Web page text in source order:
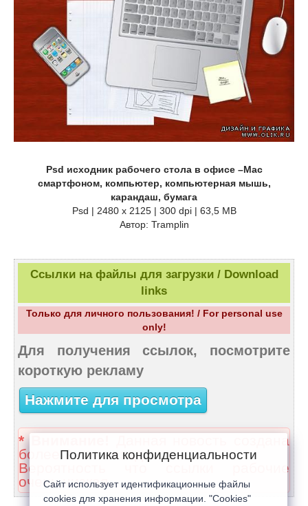
Psd исходник рабочего стола в офисе –Mac
смартфоном, компьютер, компьютерная мышь,
карандаш, бумага
Psd | 2480 x 2125 | 300 dpi | 63,5 MB
Автор: Tramplin
Ссылки на файлы для загрузки / Download
links
Только для личного пользования! / For personal use
only!
Для получения ссылок, посмотрите
короткую рекламу
Нажмите для просмотра
* Внимание!
Данная новость создана
более 2 лет назад.
Вероятность что ссылки рабочие
очень низкая.
Политика конфиденциальности
Сайт использует идентификационные файлы
cookies для хранения информации. "Cookies"